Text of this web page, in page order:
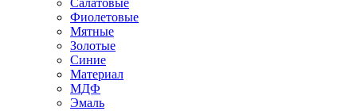
Салатовые
Фиолетовые
Мятные
Золотые
Синие
Материал
МДФ
Эмаль